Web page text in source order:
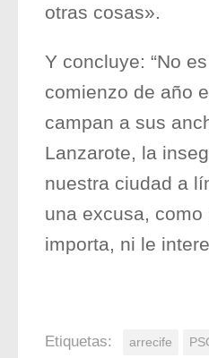
otras cosas».
Y concluye: “No
comienzo de año
campan a sus
Lanzarote, la
nuestra ciudad a
una excusa,
importa, ni le
Etiquetas: arrecife